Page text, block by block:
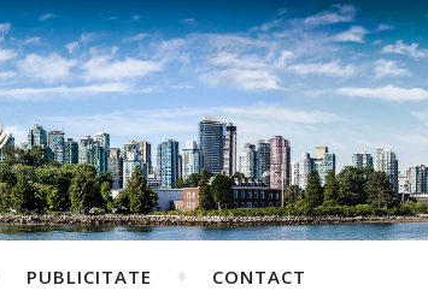
PUBLICITATE CONTACT